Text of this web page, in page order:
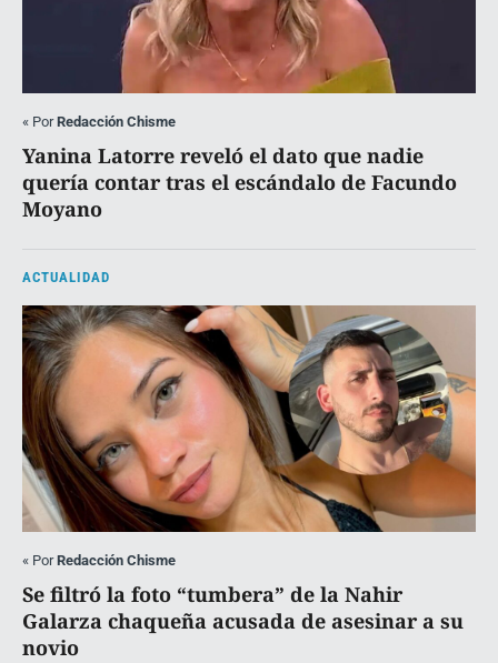
« PorRedacción Chisme
Yanina Latorre reveló el dato que nadie
quería contar tras el escándalo de Facundo
Moyano
ACTUALIDAD
« PorRedacción Chisme
Se filtró la foto “tumbera” de la Nahir
Galarza chaqueña acusada de asesinar a su
novio